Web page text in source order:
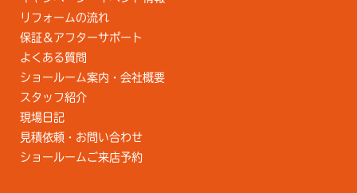
リフォームの流れ
保証＆アフターサポート
よくある質問
ショールーム案内・会社概要
スタッフ紹介
現場日記
見積依頼・お問い合わせ
ショールームご来店予約